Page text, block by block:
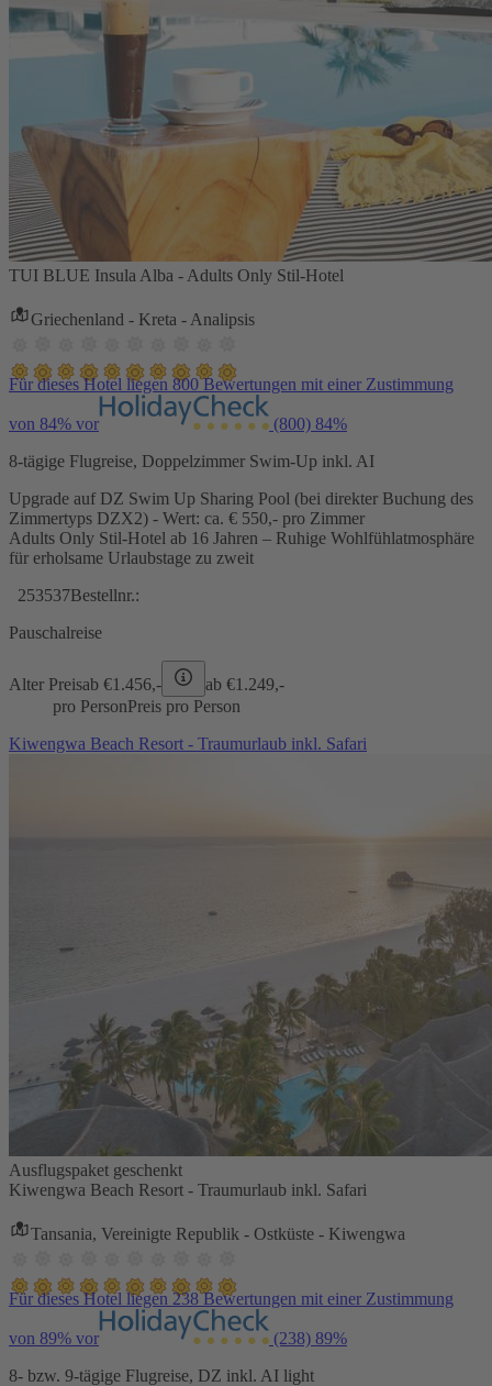
TUI BLUE Insula Alba - Adults Only Stil-Hotel
Griechenland - Kreta - Analipsis
Für dieses Hotel liegen 800 Bewertungen mit einer Zustimmung
von 84% vor (800) 84%
8-tägige Flugreise, Doppelzimmer Swim-Up inkl. AI
Upgrade auf DZ Swim Up Sharing Pool (bei direkter Buchung des
Zimmertyps DZX2) - Wert: ca. € 550,- pro Zimmer
Adults Only Stil-Hotel ab 16 Jahren – Ruhige Wohlfühlatmosphäre
für erholsame Urlaubstage zu zweit
253537Bestellnr.:
Pauschalreise
Alter Preisab €1.456,- ab €1.249,-
pro PersonPreis pro Person
Kiwengwa Beach Resort - Traumurlaub inkl. Safari
Ausflugspaket geschenkt
Kiwengwa Beach Resort - Traumurlaub inkl. Safari
Tansania, Vereinigte Republik - Ostküste - Kiwengwa
Für dieses Hotel liegen 238 Bewertungen mit einer Zustimmung
von 89% vor (238) 89%
8- bzw. 9-tägige Flugreise, DZ inkl. AI light